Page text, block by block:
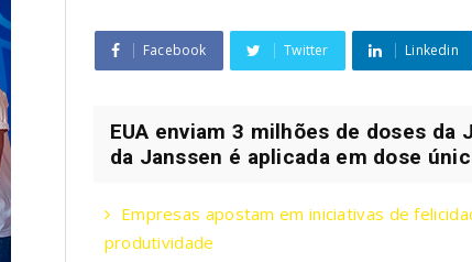
Facebook Twitter Linkedin
EUA enviam 3 milhões de doses
da Janssen é aplicada em dose
Empresas apostam em iniciativas de
produtividade